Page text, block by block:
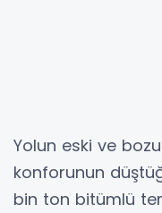
Yolun eski ve
konforunun
bin ton bitümlü